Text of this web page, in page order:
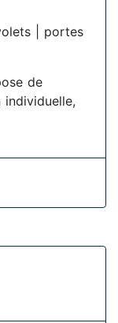
| portes
de
individuelle,